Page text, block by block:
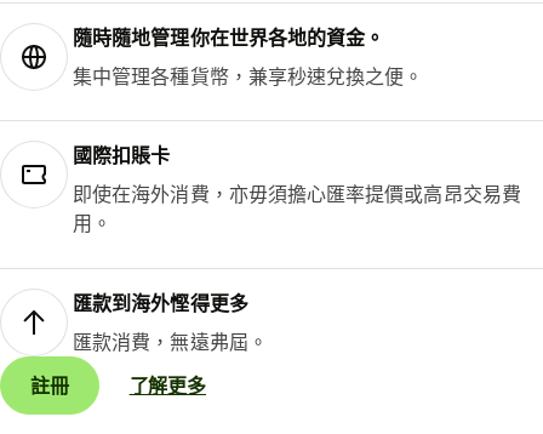
隨時隨地管理你在世界各地的資金。
集中管理各種貨幣，兼享秒速兌換之便。
國際扣賬卡
即使在海外消費，亦毋須擔心匯率提價或高昂交易費
用。
匯款到海外慳得更多
匯款消費，無遠弗屆。
註冊
了解更多